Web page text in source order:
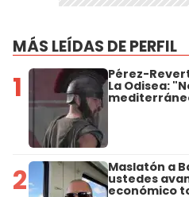
MÁS LEÍDAS DE PERFIL
1 Pérez-
La Odisea:
2 Maslatón a
ustedes
económico